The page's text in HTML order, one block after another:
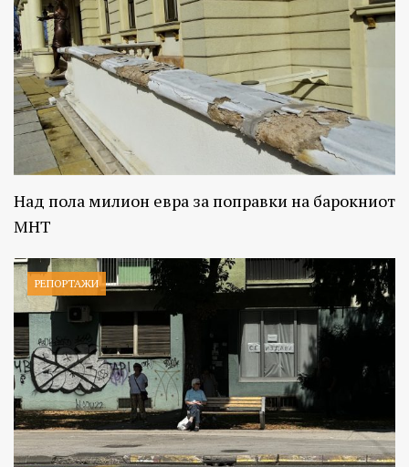
Над пола милион евра за поправки на барокниот
МНТ
РЕПОРТАЖИ